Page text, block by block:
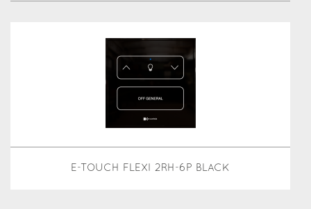
E-TOUCH FLEXI 2RH-6P BLACK